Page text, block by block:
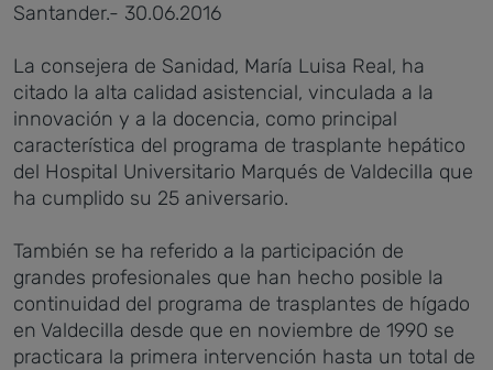
Santander.- 30.06.2016
La consejera de Sanidad, María Luisa Real, ha
citado la alta calidad asistencial, vinculada a la
innovación y a la docencia, como principal
característica del programa de trasplante hepático
del Hospital Universitario Marqués de Valdecilla que
ha cumplido su 25 aniversario.
También se ha referido a la participación de
grandes profesionales que han hecho posible la
continuidad del programa de trasplantes de hígado
en Valdecilla desde que en noviembre de 1990 se
practicara la primera intervención hasta un total de